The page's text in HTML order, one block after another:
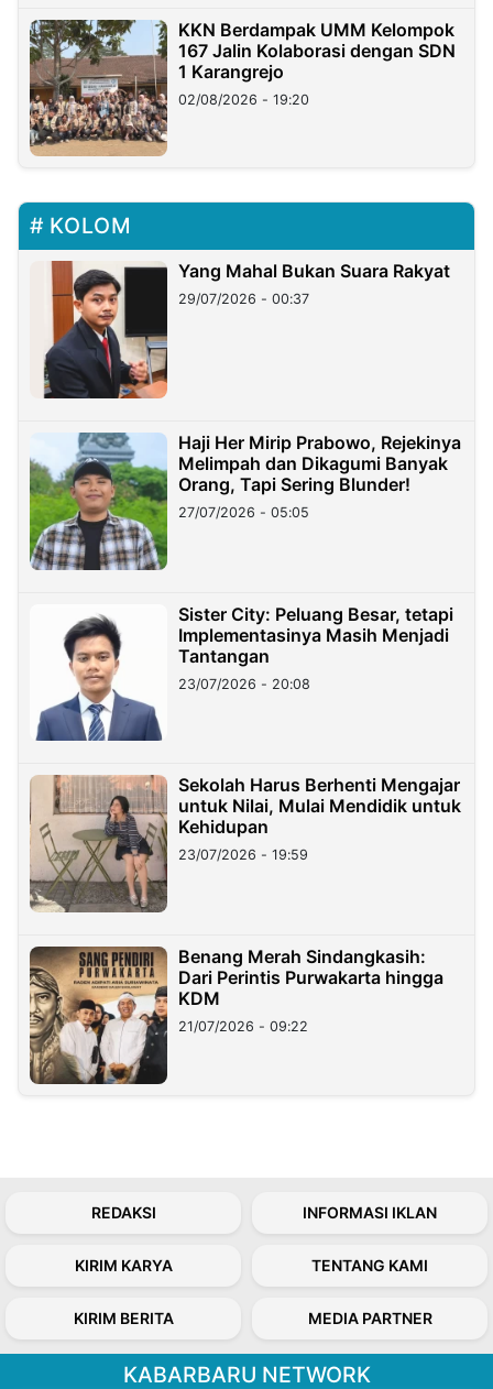
KKN Berdampak UMM Kelompok
167 Jalin Kolaborasi dengan SDN
1 Karangrejo
02/08/2026 - 19:20
KOLOM
Yang Mahal Bukan Suara Rakyat
29/07/2026 - 00:37
Haji Her Mirip Prabowo, Rejekinya
Melimpah dan Dikagumi Banyak
Orang, Tapi Sering Blunder!
27/07/2026 - 05:05
Sister City: Peluang Besar, tetapi
Implementasinya Masih Menjadi
Tantangan
23/07/2026 - 20:08
Sekolah Harus Berhenti Mengajar
untuk Nilai, Mulai Mendidik untuk
Kehidupan
23/07/2026 - 19:59
Benang Merah Sindangkasih:
Dari Perintis Purwakarta hingga
KDM
21/07/2026 - 09:22
REDAKSI INFORMASI IKLAN
KIRIM KARYA TENTANG KAMI
KIRIM BERITA MEDIA PARTNER
KABARBARU NETWORK